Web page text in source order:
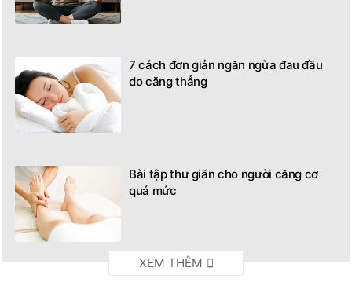
7 cách đơn giản ngăn ngừa đau đầu
do căng thẳng
Bài tập thư giãn cho người căng cơ
quá mức